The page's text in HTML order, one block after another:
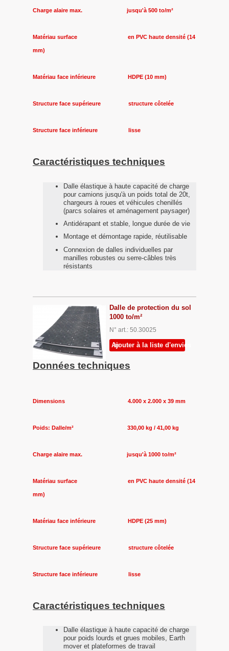
Charge alaire max. jusqu'à 500 to/m²
Matériau surface en PVC haute densité (14
mm)
Matériau face inférieure HDPE (10 mm)
Structure face supérieure structure côtelée
Structure face inférieure lisse
Caractéristiques techniques
Dalle élastique à haute capacité de charge
pour camions jusqu'à un poids total de 20t,
chargeurs à roues et véhicules chenillés
(parcs solaires et aménagement paysager)
Antidérapant et stable, longue durée de vie
Montage et démontage rapide, réutilisable
Connexion de dalles individuelles par
manilles robustes ou serre-câbles très
résistants
Dalle de protection du sol
1000 to/m²
N° art.: 50.30025
Ajouter à la liste d'envies
Données techniques
Dimensions 4.000 x 2.000 x 39 mm
Poids: Dalle/m² 330,00 kg / 41,00 kg
Charge alaire max. jusqu'à 1000 to/m²
Matériau surface en PVC haute densité (14
mm)
Matériau face inférieure HDPE (25 mm)
Structure face supérieure structure côtelée
Structure face inférieure lisse
Caractéristiques techniques
Dalle élastique à haute capacité de charge
pour poids lourds et grues mobiles, Earth
mover et plateformes de travail